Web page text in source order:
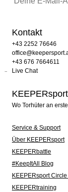
Kontakt
+43 2252 76646
+43 676 7664611
Live Chat
KEEPERsport
Wo Torhüter an
Service & Support
Über KEEPERsport
KEEPERbattle
#KeepItAll Blog
KEEPERsport
KEEPERtraining